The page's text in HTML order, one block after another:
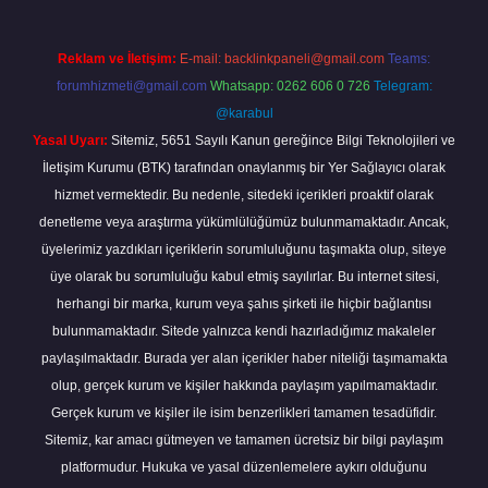
Reklam ve İletişim: E-mail: backlinkpaneli@gmail.com Teams:
forumhizmeti@gmail.com Whatsapp: 0262 606 0 726 Telegram:
@karabul
Yasal Uyarı: Sitemiz, 5651 Sayılı Kanun gereğince Bilgi Teknolojileri ve
İletişim Kurumu (BTK) tarafından onaylanmış bir Yer Sağlayıcı olarak
hizmet vermektedir. Bu nedenle, sitedeki içerikleri proaktif olarak
denetleme veya araştırma yükümlülüğümüz bulunmamaktadır. Ancak,
üyelerimiz yazdıkları içeriklerin sorumluluğunu taşımakta olup, siteye
üye olarak bu sorumluluğu kabul etmiş sayılırlar. Bu internet sitesi,
herhangi bir marka, kurum veya şahıs şirketi ile hiçbir bağlantısı
bulunmamaktadır. Sitede yalnızca kendi hazırladığımız makaleler
paylaşılmaktadır. Burada yer alan içerikler haber niteliği taşımamakta
olup, gerçek kurum ve kişiler hakkında paylaşım yapılmamaktadır.
Gerçek kurum ve kişiler ile isim benzerlikleri tamamen tesadüfidir.
Sitemiz, kar amacı gütmeyen ve tamamen ücretsiz bir bilgi paylaşım
platformudur. Hukuka ve yasal düzenlemelere aykırı olduğunu